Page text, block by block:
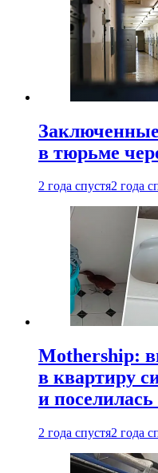
в тюрьме
2 года спустя2 года
Mothership:
в квартиру
и поселилась
2 года спустя2 года